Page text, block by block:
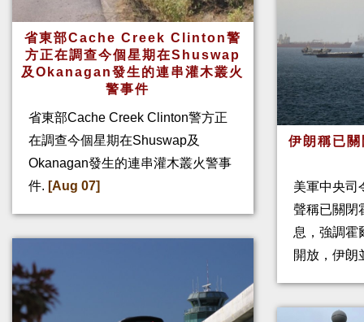
省東部Cache Creek Clinton警
方正在調查今個星期在Shuswap
及Okanagan發生的連串灌木叢火
警事件
省東部Cache Creek Clinton警方正
在調查今個星期在Shuswap及
Okanagan發生的連串灌木叢火警事
件. [Aug 07]
伊朗稱已
美軍中央司
聲稱已關閉
息，強調霍
開放，伊